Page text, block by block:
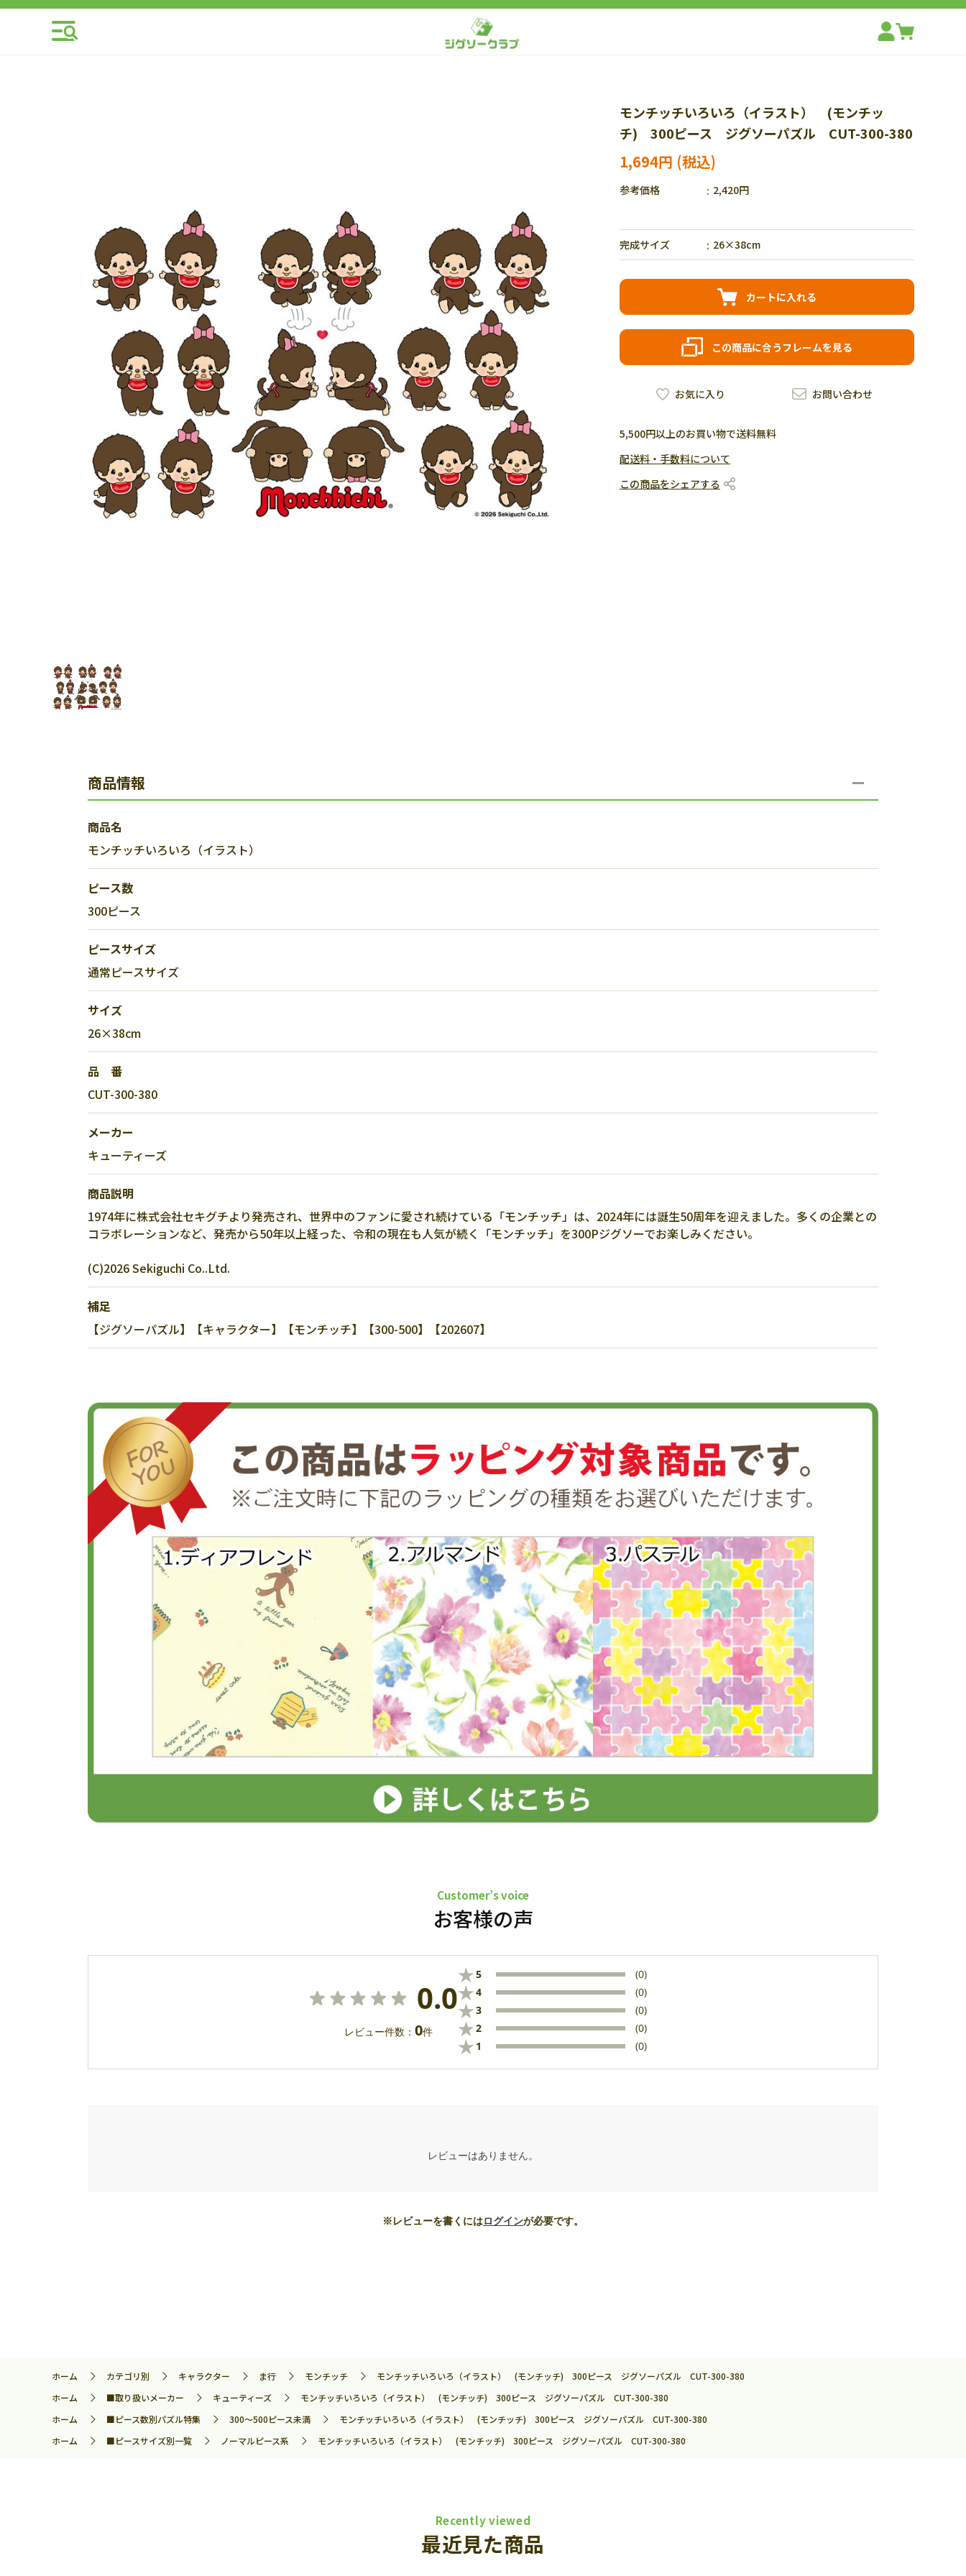
モンチッチいろいろ（イラスト） (モンチッ
チ) 300ピース ジグソーパズル CUT-300-380
1,694円
参考価格 2,420円
完成サイズ 26×38cm
カートに入れる
この商品に合うフレームを見る
お問い合わせ
お気に入り
5,500円以上のお買い物で送料無料
配送料・手数料について
この商品をシェアする
商品情報
商品名
モンチッチいろいろ（イラスト）
ピース数
300ピース
ピースサイズ
通常ピースサイズ
サイズ
26×38cm
品 番
CUT-300-380
メーカー
キューティーズ
商品説明
1974年に株式会社セキグチより発売され、世界中のファンに愛され続けている「モンチッチ」は、2024年には誕生50周年を迎えました。多くの企業との
コラボレーションなど、発売から50年以上経った、令和の現在も人気が続く「モンチッチ」を300Pジグソーでお楽しみください。
(C)2026 Sekiguchi Co..Ltd.
補足
【ジグソーパズル】【キャラクター】【モンチッチ】【300-500】【202607】
Customer’s voice
お客様の声
0.0
レビュー件数： 0件
★5 (0)
★4 (0)
★3 (0)
★2 (0)
★ 1 (0)
レビューはありません。
※レビューを書くにはログインが必要です。
ホーム カテゴリ別 キャラクター ま行 モンチッチ
モンチッチいろいろ（イラスト） (モンチッチ) 300ピース ジグソーパズル CUT-300-380
ホーム
■取り扱いメーカー キューティーズ
モンチッチいろいろ（イラスト） (モンチッチ) 300ピース ジグソーパズル CUT-300-380
ホーム
■ピース数別パズル特集 300～500ピース未満
モンチッチいろいろ（イラスト） (モンチッチ) 300ピース ジグソーパズル CUT-300-380
ホーム
■ピースサイズ別一覧 ノーマルピース系 モンチッチいろいろ（イラスト） (モンチッチ) 300ピース ジグソーパズル CUT-300-380
Recently viewed
最近見た商品